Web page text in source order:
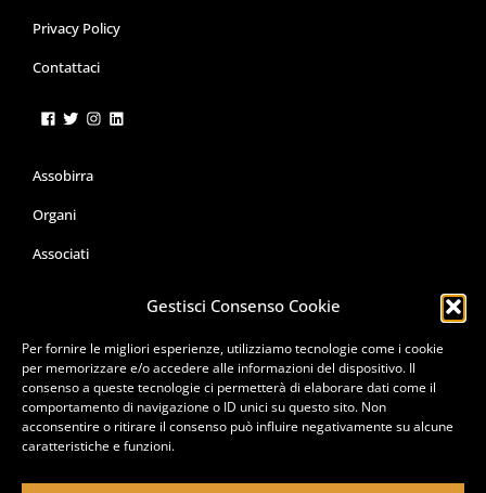
Gestisci Consenso Cookie
Per fornire le migliori esperienze, utilizziamo tecnologie come i cookie
per memorizzare e/o accedere alle informazioni del dispositivo. Il
consenso a queste tecnologie ci permetterà di elaborare dati come il
comportamento di navigazione o ID unici su questo sito. Non
acconsentire o ritirare il consenso può influire negativamente su alcune
caratteristiche e funzioni.
Privacy Policy
Contattaci
Assobirra
Organi
Associati
Pubblicazioni
Formazione e Corsi
Premio Cerevisia